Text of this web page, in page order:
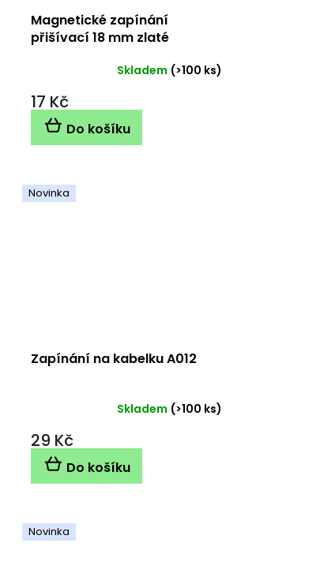
Magnetické zapínání
přišívací 18 mm zlaté
Skladem (>100 ks)
17 Kč
Do košíku
Novinka
Zapínání na kabelku A012
Skladem (>100 ks)
29 Kč
Do košíku
Novinka